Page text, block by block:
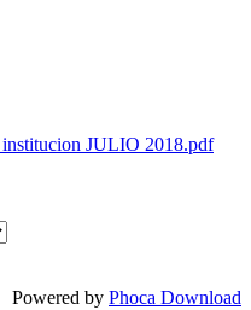
JULIO 2018.pdf
Powered by Phoca Download